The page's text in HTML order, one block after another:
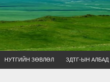
НУТГИЙН ЗӨВЛӨЛ ЗДТГ-ЫН АЛБАД